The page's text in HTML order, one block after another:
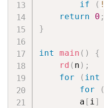
if
( !
return
0 ;
}
int main ( )
{
rd ( n ) ;
for
( int
for
(
        a
[ i]